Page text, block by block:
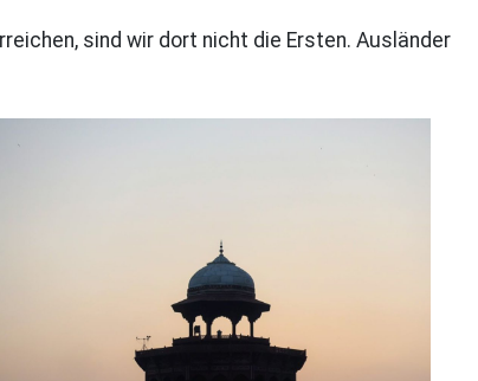
sind wir dort nicht die Ersten. Ausländer